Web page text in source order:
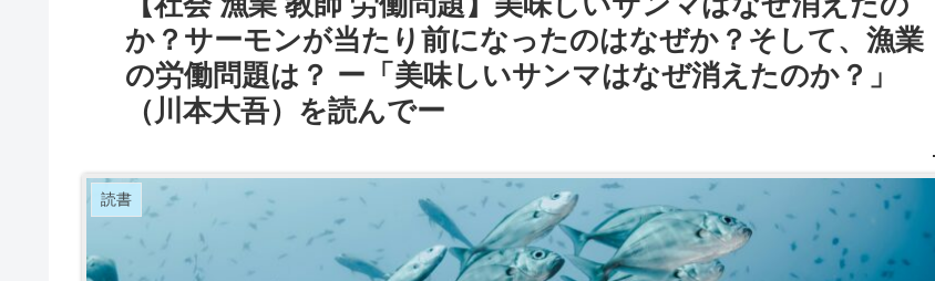
か？サーモンが当たり前になったのはなぜか？そして、漁業
の労働問題は？ ー「美味しいサンマはなぜ消えたのか？」
（川本大吾）を読んでー
読書